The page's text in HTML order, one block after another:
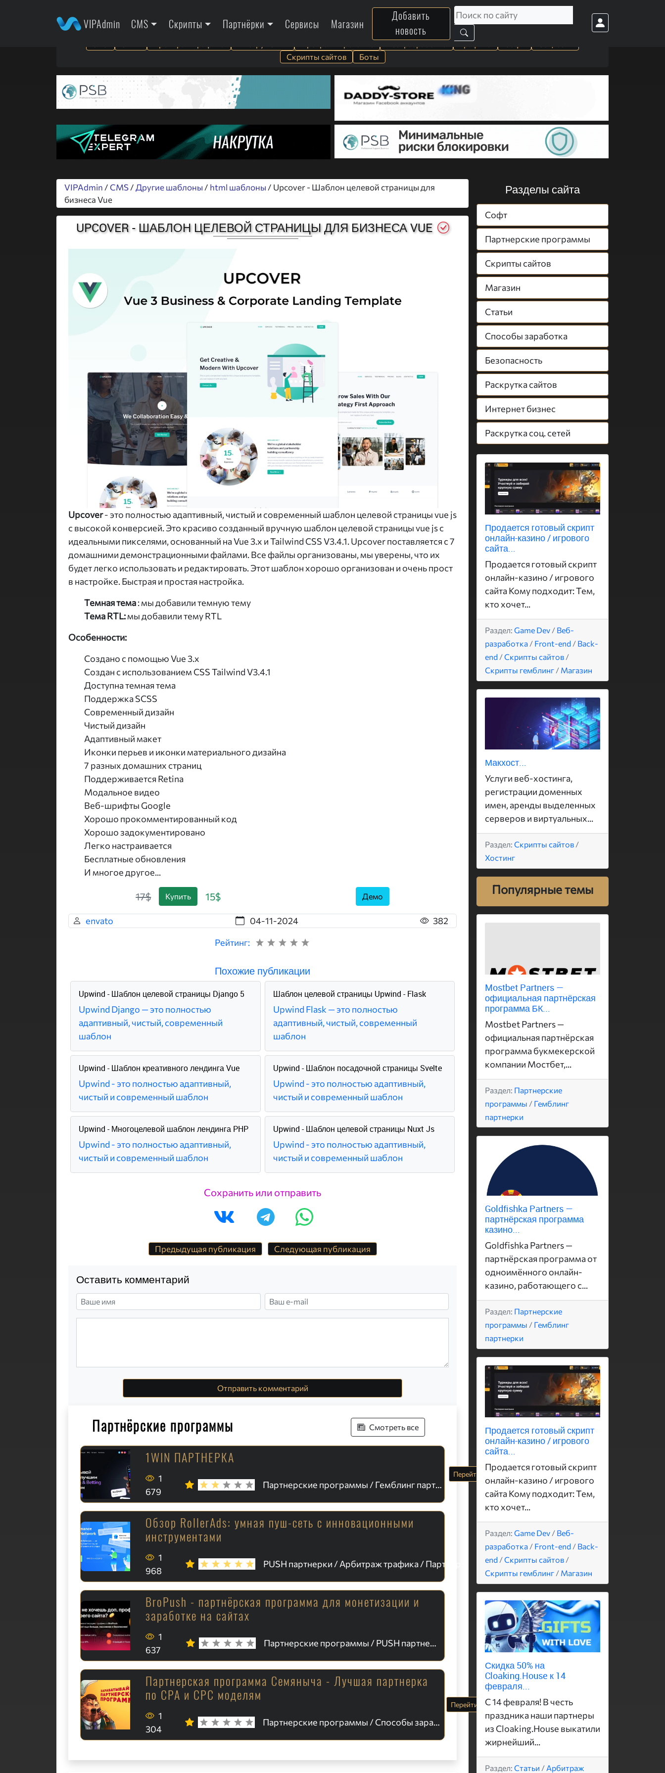
VIPAdmin CMS Скрипты Партнёрки Сервисы Магазин
Добавить
новость
Графика
Скрипты сайтов
Боты
VIPAdmin / CMS/Другие шаблоны / html шаблоны / Upcover - Шаблон целевой страницы для
бизнеса Vue
UPCOVER - ШАБЛОН ЦЕЛЕВОЙ СТРАНИЦЫ ДЛЯ БИЗНЕСА VUE
Upcover- это полностью адаптивный, чистый и современный шаблон целевой страницы vue js
с высокой конверсией. Это красиво созданный вручную шаблон целевой страницы vue js с
идеальными пикселями, основанный на Vue 3.x и Tailwind CSS V3.4.1. Upcover поставляется с 7
домашними демонстрационными файлами. Все файлы организованы, мы уверены, что их
будет легко использовать и редактировать. Этот шаблон хорошо организован и очень прост
в настройке. Быстрая и простая настройка.
Темная тема: мы добавили темную тему
Тема RTL:мы добавили тему RTL
Особенности:
Создано с помощью Vue 3.x
Создан с использованием CSS Tailwind V3.4.1
Доступна темная тема
Поддержка SCSS
Современный дизайн
Чистый дизайн
Адаптивный макет
Иконки перьев и иконки материального дизайна
7 разных домашних страниц
Поддерживается Retina
Модальное видео
Веб-шрифты Google
Хорошо прокомментированный код
Хорошо задокументировано
Легко настраивается
Бесплатные обновления
И многое другое...
17$ Купить 15$ Демо
envato 04-11-2024
382
Рейтинг:
Похожие публикации
Upwind - Шаблон целевой страницы Django 5
Upwind Django — это полностью
адаптивный, чистый, современный
шаблон
Шаблон целевой страницы Upwind - Flask
Upwind Flask — это полностью
адаптивный, чистый, современный
шаблон
Upwind - Шаблон креативного лендинга Vue
Upwind - это полностью адаптивный,
чистый и современный шаблон
Upwind - Шаблон посадочной страницы Svelte
Upwind - это полностью адаптивный,
чистый и современный шаблон
Upwind - Многоцелевой шаблон лендинга PHP
Upwind - это полностью адаптивный,
чистый и современный шаблон
Upwind - Шаблон целевой страницы Nuxt Js
Upwind - это полностью адаптивный,
чистый и современный шаблон
Сохранить или отправить
Предыдущая публикация Следующая публикация
Оставить комментарий
Отправить комментарий
Партнёрские программы Смотреть все
1WIN ПАРТНЕРКА
1
679
Партнерские программы / Гемблинг партнерки
Перейти
Обзор RollerAds: умная пуш-сеть с инновационными
инструментами
1
968
BroPush - партнёрская программа для монетизации и
заработке на сайтах
1
637
Партнерские программы / PUSH партнерки
Партнерская программа Семяныча - Лучшая партнерка
по CPA и CPC моделям
1
304
Партнерские программы / Способы заработка
Перейти
Разделы сайта
Софт
Партнерские программы
Скрипты сайтов
Магазин
Статьи
Способы заработка
Безопасность
Раскрутка сайтов
Интернет бизнес
Раскрутка соц. сетей
Продается готовый скрипт
онлайн-казино / игрового
сайта...
Продается готовый скрипт
онлайн-казино / игрового
сайта Кому подходит: Тем,
кто хочет...
Раздел: Game Dev / Веб-
разработка / Front-end / Back-
end /Скрипты сайтов /
Скрипты гемблинг / Магазин
Макхост...
Услуги веб-хостинга,
регистрации доменных
имен, аренды выделенных
серверов и виртуальных...
Раздел: Скрипты сайтов /
Хостинг
Популярные темы
Mostbet Partners —
официальная партнёрская
программа БК...
Mostbet Partners —
официальная партнёрская
программа букмекерской
компании Мостбет,...
Раздел: Партнерские
программы / Гемблинг
партнерки
Goldfishka Partners —
партнёрская программа
казино...
Goldfishka Partners —
партнёрская программа от
одноимённого онлайн-
казино, работающего с...
Раздел: Партнерские
программы / Гемблинг
партнерки
Продается готовый скрипт
онлайн-казино / игрового
сайта...
Продается готовый скрипт
онлайн-казино / игрового
сайта Кому подходит: Тем,
кто хочет...
Раздел: Game Dev / Веб-
разработка / Front-end / Back-
end /Скрипты сайтов /
Скрипты гемблинг / Магазин
Скидка 50% на
Cloaking.House к 14
февраля...
С 14 февраля! В честь
праздника наши партнеры
из Cloaking.House выкатили
жирнейший...
Раздел: Статьи / Арбитраж